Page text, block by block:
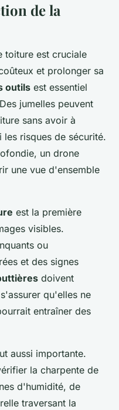
de la
toiture est cruciale
et prolonger sa
outils est essentiel
jumelles peuvent
sans avoir à
les risques de sécurité.
un drone
une vue d'ensemble
est la première
visibles.
ou
et des signes
doivent
qu'elles ne
entraîner des
aussi importante.
la charpente de
d'humidité, de
traversant la